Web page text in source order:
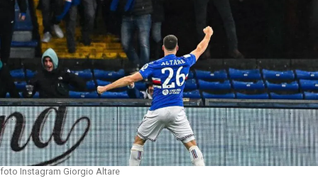
foto Instagram Giorgio Altare